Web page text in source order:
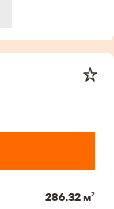
286.32 м²